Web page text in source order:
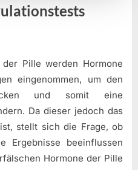
Pille werden Hormone
eingenommen, um den
und somit eine
Da dieser jedoch das
stellt sich die Frage, ob
Ergebnisse beeinflussen
Hormone der Pille